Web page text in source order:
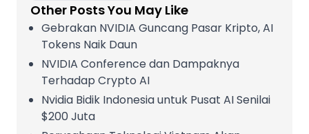
Other Posts You May Like
Gebrakan NVIDIA Guncang Pasar Kripto, AI
Tokens Naik Daun
NVIDIA Conference dan Dampaknya
Terhadap Crypto AI
Nvidia Bidik Indonesia untuk Pusat AI Senilai
$200 Juta